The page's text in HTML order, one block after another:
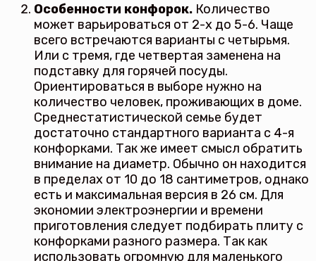
Особенности конфорок. Количество
может варьироваться от 2-х до 5-6. Чаще
всего встречаются варианты с четырьмя.
Или с тремя, где четвертая заменена на
подставку для горячей посуды.
Ориентироваться в выборе нужно на
количество человек, проживающих в доме.
Среднестатистической семье будет
достаточно стандартного варианта с 4-я
конфорками. Так же имеет смысл обратить
внимание на диаметр. Обычно он находится
в пределах от 10 до 18 сантиметров, однако
есть и максимальная версия в 26 см. Для
экономии электроэнергии и времени
приготовления следует подбирать плиту с
конфорками разного размера. Так как
использовать огромную для маленького